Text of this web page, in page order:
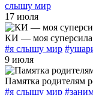
слышу мир
17 июля
КИ — моя суперсила:
#я слышу мир
9 июля
Памятка родителям
#я слышу мир